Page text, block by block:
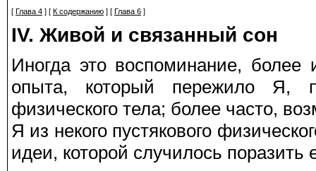
[ Глава 4 ] [ К содержанию ] [ Глава 6 ]
IV. Живой и связанный сон
Иногда это воспоминание, более
опыта, который пережило Я,
физического тела; более часто,
Я из некого пустякового
идеи, которой случилось поразить